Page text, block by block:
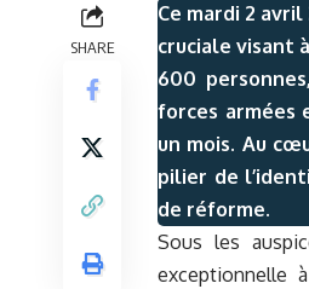
SHARE
Ce mardi 2
cruciale visant
600
forces armées
un mois. Au
pilier de
de réforme.
Sous les
exceptionnelle